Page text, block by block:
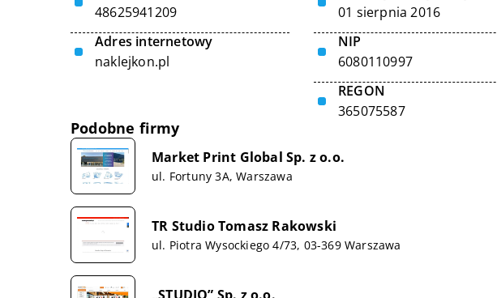
48625941209
Adres internetowy
naklejkon.pl
01 sierpnia 2016
NIP
6080110997
REGON
365075587
Podobne firmy
Market Print Global Sp. z o.o.
ul. Fortuny 3A, Warszawa
TR Studio Tomasz Rakowski
ul. Piotra Wysockiego 4/73, 03-369 Warszawa
„STUDIO” Sp. z o.o.